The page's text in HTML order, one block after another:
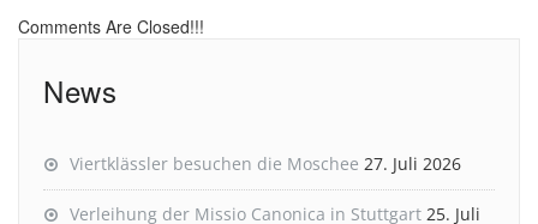
Comments Are Closed!!!
News
Viertklässler besuchen die Moschee 27. Juli 2026
Verleihung der Missio Canonica in Stuttgart 25. Juli